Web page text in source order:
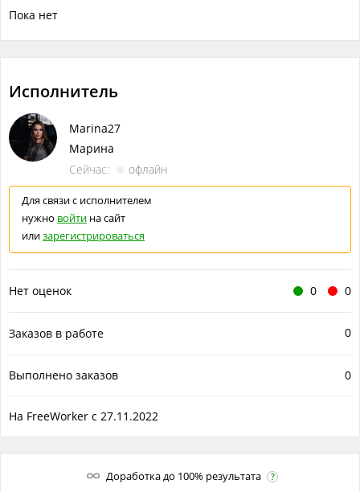
Пока нет
Доработка до 100% результата ?
Исполнитель
Marina27
Марина
Сейчас:
офлайн
Для связи с исполнителем
нужно войти на сайт
илизарегистрироваться
0 0
Нет оценок
0
Заказов в работе
0
Выполнено заказов
На FreeWorker с 27.11.2022